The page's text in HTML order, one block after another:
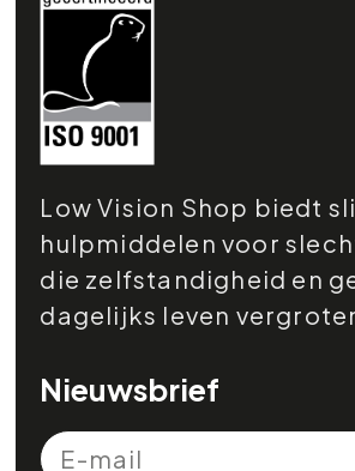
Low Vision Shop biedt
hulpmiddelen voor
die zelfstandigheid en
dagelijks leven
Nieuwsbrief